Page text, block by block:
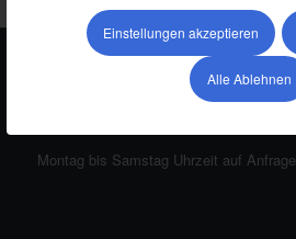
Einstellungen akzeptieren
Alle Ablehnen
Montag bis Samstag Uhrzeit auf Anfrage